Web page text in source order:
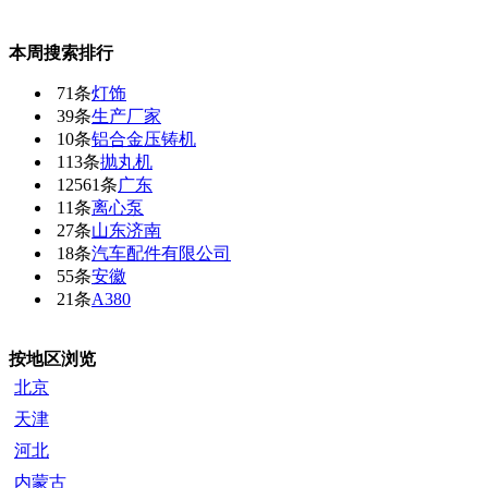
本周搜索排行
71条灯饰
39条生产厂家
10条铝合金压铸机
113条抛丸机
12561条广东
11条离心泵
27条山东济南
18条汽车配件有限公司
55条安徽
21条A380
按地区浏览
北京
天津
河北
内蒙古